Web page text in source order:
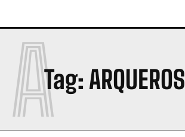
Tag: ARQUEROS
A